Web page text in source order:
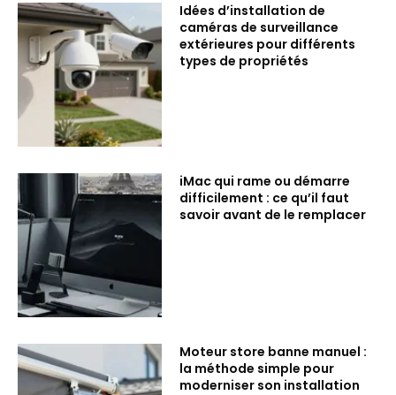
Idées d’installation de
caméras de surveillance
extérieures pour différents
types de propriétés
iMac qui rame ou démarre
difficilement : ce qu’il faut
savoir avant de le remplacer
Moteur store banne manuel :
la méthode simple pour
moderniser son installation